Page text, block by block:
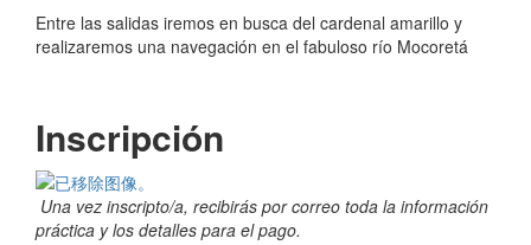
Entre las salidas iremos en busca del cardenal amarillo y
realizaremos una navegación en el fabuloso río Mocoretá
Inscripción
Una vez inscripto/a, recibirás por correo toda la información
práctica y los detalles para el pago.